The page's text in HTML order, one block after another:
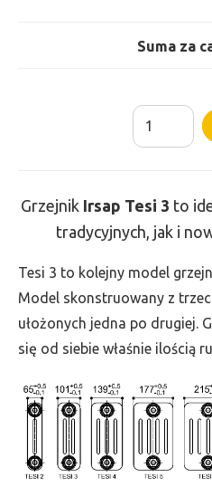
Suma za
ilość
Grzejnik
-
wys.
300,
szer.
495,
358
Grzejnik Irsap Tesi 3 to
tradycyjnych, jak i
Tesi 3 to kolejny model
Model skonstruowany z
ułożonych jedna po drugiej.
się od siebie właśnie ilością